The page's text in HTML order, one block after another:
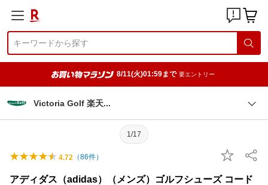
8/11(火)01:59まで 要エントリー
Victoria Golf 楽天
1/17
4.72 （86件）
アディダス（adidas）（メンズ）ゴルフシューズ コード